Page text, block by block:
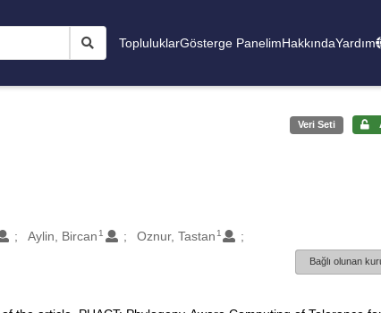
TopluluklarGösterge PanelimHakkındaYardım
Veri Seti
Aylin, Bircan 1 Oznur, Tastan 1
Bağlı olunan